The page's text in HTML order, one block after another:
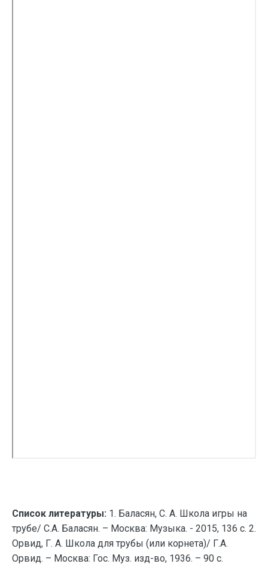
Список литературы: 1. Баласян, С. А. Школа игры на
трубе/ С.А. Баласян. – Москва: Музыка. - 2015, 136 с. 2.
Орвид, Г. А. Школа для трубы (или корнета)/ Г.А.
Орвид. – Москва: Гос. Муз. изд-во, 1936. – 90 с.